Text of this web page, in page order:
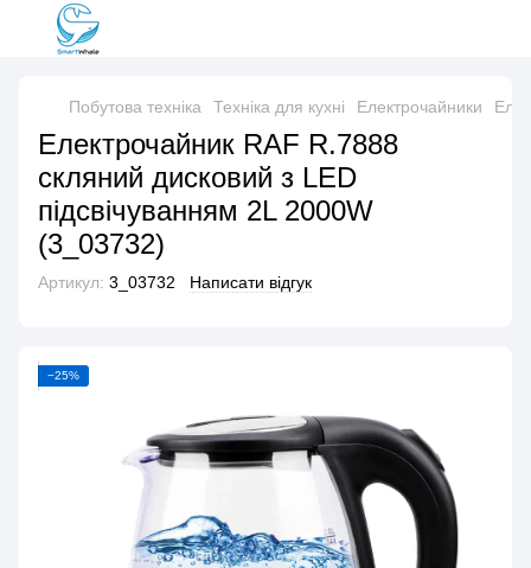
Побутова техніка Техніка для кухні Електрочайники
Електрочайник RAF R.7888
скляний дисковий з LED
підсвічуванням 2L 2000W
(3_03732)
Артикул: 3_03732 Написати відгук
−25%